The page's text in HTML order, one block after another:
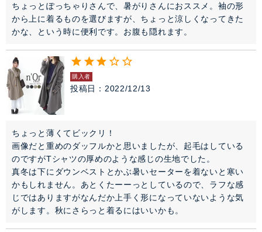
アイテム特集
SALE
雑誌掲載アイテム
ちょっとぽっちゃりさんで、暑がりさんにおススメ。袖の形
から上に着るものを選びますが、ちょっと涼しくなってきた
かな、という時に便利です。お腹も隠れます。
購入者
投稿日 2022/12/13
ちょっと薄くてビックリ！
画像だと重めのダッフルかと思いましたが、起毛はしている
のですがTシャツの厚めのような感じの生地でした。
真冬は下にダウンベストとかぶ暑いセーターを着ないと寒い
かもしれません。あとくたーーっとしているので、ラフな感
じではありますがなんだか上手く形になっていないような気
がします。秋にさらっと着るにはいいかも。